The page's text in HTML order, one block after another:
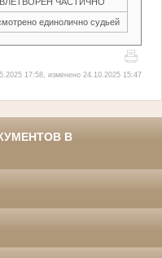
единолично судьей
17:58, изменено 24.10.2025 15:47
В